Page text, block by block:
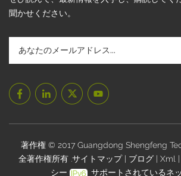
聞かせください。
著作権 © 2017 Guangdong Shengfeng
全著作権所有 . サイトマップ ブログ Xml
シー
サポートされているネ